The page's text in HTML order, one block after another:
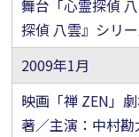
舞台「心霊探偵
探偵 八雲』シリー
2009年1月
映画「禅 ZEN」
著／主演：中村勘